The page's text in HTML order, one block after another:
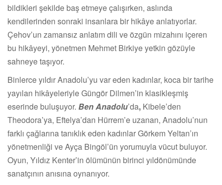
bildikleri şekilde baş etmeye çalışırken, aslında
kendilerinden sonraki insanlara bir hikâye anlatıyorlar.
Çehov’un zamansız anlatım dili ve özgün mizahını içeren
bu hikâyeyi, yönetmen Mehmet Birkiye yetkin gözüyle
sahneye taşıyor.
Binlerce yıldır Anadolu’yu var eden kadınlar, koca bir tarihe
yayılan hikâyeleriyle Güngör Dilmen’in klasikleşmiş
eserinde buluşuyor. Ben Anadolu’da, Kibele’den
Theodora’ya, Eftelya’dan Hürrem’e uzanan, Anadolu’nun
farklı çağlarına tanıklık eden kadınlar Görkem Yeltan’ın
yönetmenliği ve Ayça Bingöl’ün yorumuyla vücut buluyor.
Oyun, Yıldız Kenter’in ölümünün birinci yıldönümünde
sanatçının anısına oynanıyor.